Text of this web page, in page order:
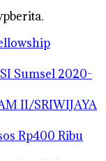
Sumsel 2020-
II/SRIWIJAYA
Rp400 Ribu